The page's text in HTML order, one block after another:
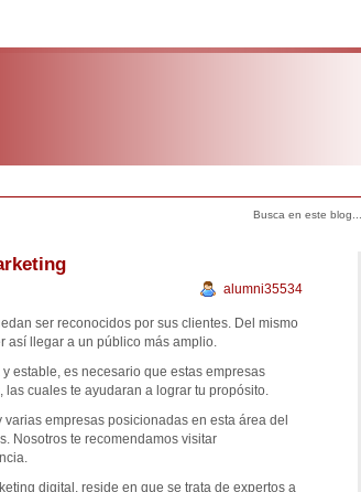
Busca en este blog...
alumni35534
ser reconocidos por sus clientes. Del mismo
así llegar a un público más amplio.
estable, es necesario que estas empresas
cuales te ayudaran a lograr tu propósito.
varias empresas posicionadas en esta área del
Nosotros te recomendamos visitar
digital, reside en que se trata de expertos a